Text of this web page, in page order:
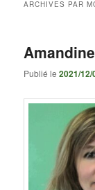
ARCHIVES PAR
Publié le2021/12/